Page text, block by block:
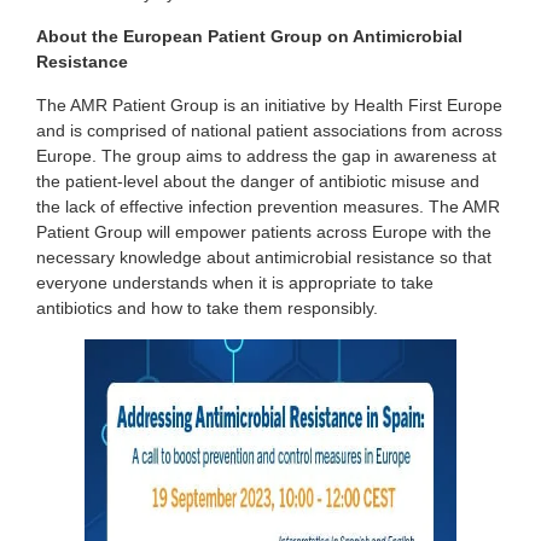
About the European Patient Group on Antimicrobial
Resistance
The AMR Patient Group is an initiative by Health First Europe
and is comprised of national patient associations from across
Europe. The group aims to address the gap in awareness at
the patient-level about the danger of antibiotic misuse and
the lack of effective infection prevention measures. The AMR
Patient Group will empower patients across Europe with the
necessary knowledge about antimicrobial resistance so that
everyone understands when it is appropriate to take
antibiotics and how to take them responsibly.